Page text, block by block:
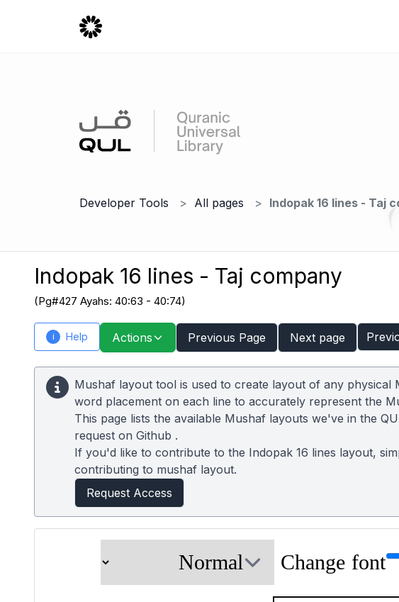
Developer Tools All pages Indopak 16 lines - Taj
Indopak 16 lines - Taj company
(Pg#427 Ayahs: 40:63 - 40:74)
i Help Actions Previous Page Next page
Mushaf layout tool is used to create layout of any physical
word placement on each line to accurately represent the
This page lists the available Mushaf layouts we've in the
request on Github .
If you'd like to contribute to the Indopak 16 lines layout,
contributing to mushaf layout.
Request Access
Change font